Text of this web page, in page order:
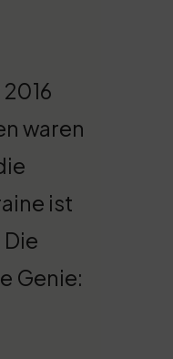
waren
ist
Genie: